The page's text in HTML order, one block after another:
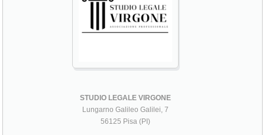
STUDIO LEGALE VIRGONE
Lungarno Galileo Galilei, 7
56125 Pisa (PI)